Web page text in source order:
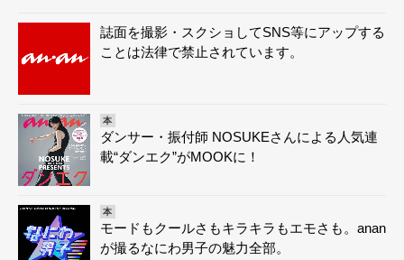
誌面を撮影・スクショしてSNS等にアップする
ことは法律で禁止されています。
本
ダンサー・振付師 NOSUKEさんによる人気連
載“ダンエク”がMOOKに！
本
モードもクールさもキラキラもエモさも。anan
が撮るなにわ男子の魅力全部。